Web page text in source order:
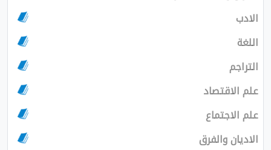
الادب
اللغة
التراجم
علم الاقتصاد
علم الاجتماع
الاديان والفرق